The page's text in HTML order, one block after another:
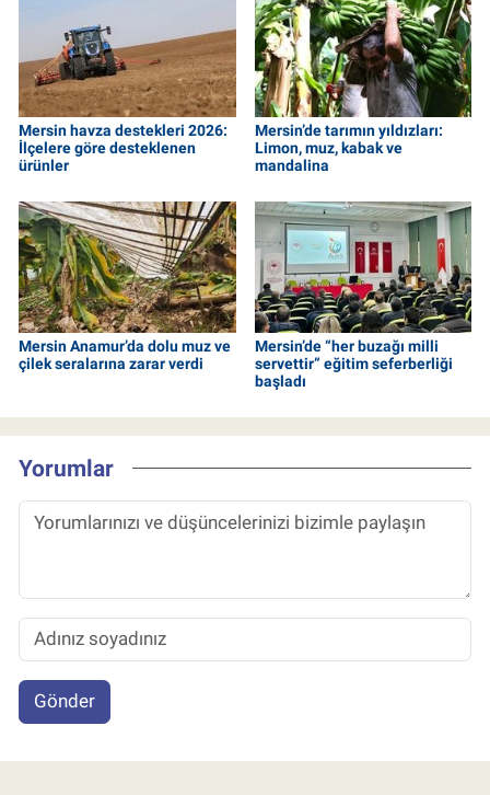
Mersin havza destekleri 2026:
İlçelere göre desteklenen
ürünler
Mersin’de tarımın yıldızları:
Limon, muz, kabak ve
mandalina
Mersin Anamur’da dolu muz ve
çilek seralarına zarar verdi
Mersin’de “her buzağı milli
servettir” eğitim seferberliği
başladı
Yorumlar
Gönder